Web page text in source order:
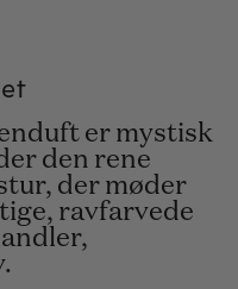
er mystisk
den rene
der møder
ravfarvede